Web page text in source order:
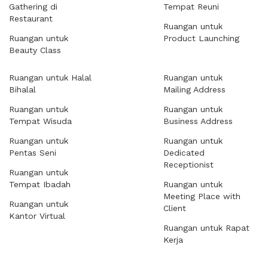
Gathering di
Restaurant
Ruangan untuk
Beauty Class
Tempat Reuni
Ruangan untuk
Product Launching
Ruangan untuk Halal
Bihalal
Ruangan untuk
Tempat Wisuda
Ruangan untuk
Pentas Seni
Ruangan untuk
Tempat Ibadah
Ruangan untuk
Kantor Virtual
Ruangan untuk
Mailing Address
Ruangan untuk
Business Address
Ruangan untuk
Dedicated
Receptionist
Ruangan untuk
Meeting Place with
Client
Ruangan untuk Rapat
Kerja